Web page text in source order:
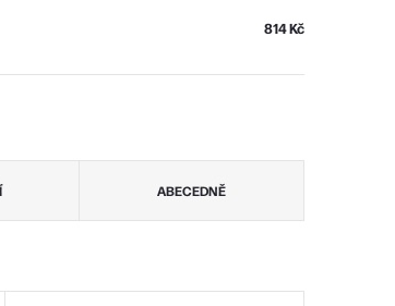
814 Kč
ABECEDNĚ